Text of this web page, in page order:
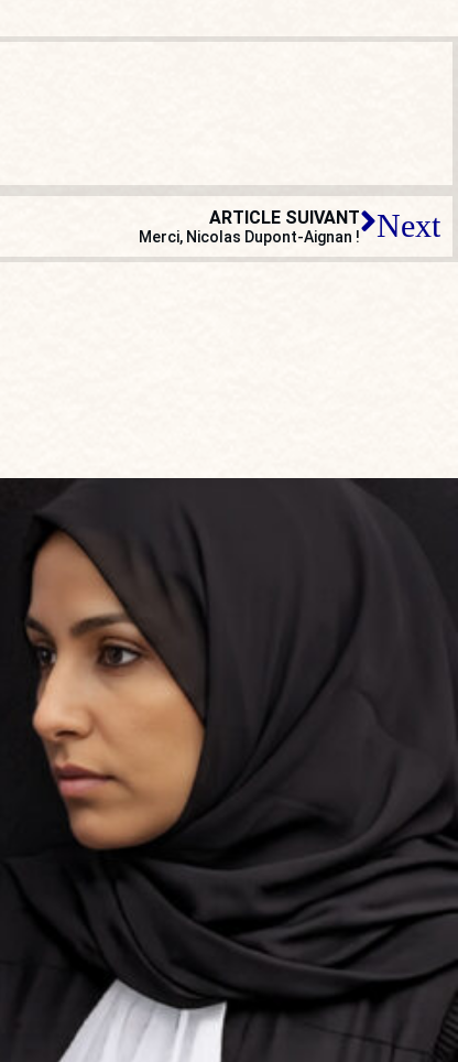
ARTICLE SUIVANT
Merci, Nicolas Dupont-Aignan ! Next